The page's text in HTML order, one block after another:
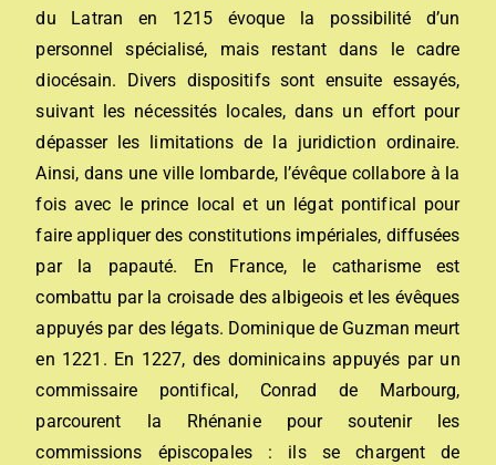
du Latran en 1215 évoque la possibilité d’un
personnel spécialisé, mais restant dans le cadre
diocésain. Divers dispositifs sont ensuite essayés,
suivant les nécessités locales, dans un effort pour
dépasser les limitations de la juridiction ordinaire.
Ainsi, dans une ville lombarde, l’évêque collabore à la
fois avec le prince local et un
légat pontifical
pour
faire appliquer des constitutions impériales, diffusées
par la papauté. En France, le catharismeest
combattu par la croisade des albigeois et les évêques
appuyés par des légats. Dominique de Guzman meurt
en 1221. En 1227, des dominicainsappuyés par un
commissaire pontifical, Conrad de Marbourg,
parcourent la
Rhénaniepour soutenir les
commissions épiscopales : ils se chargent de